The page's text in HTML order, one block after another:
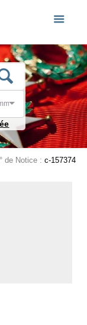
de Notice : c-157374